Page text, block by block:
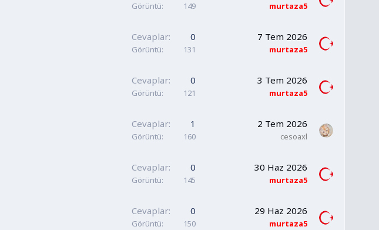
Görüntü 149 murtaza5
Cevaplar 0
Görüntü 131
7 Tem 2026
murtaza5
Cevaplar 0
Görüntü 121
3 Tem 2026
murtaza5
Cevaplar 1
Görüntü 160
2 Tem 2026
cesoaxl
Cevaplar 0
Görüntü 145
30 Haz 2026
murtaza5
Cevaplar 0
Görüntü 150
29 Haz 2026
murtaza5